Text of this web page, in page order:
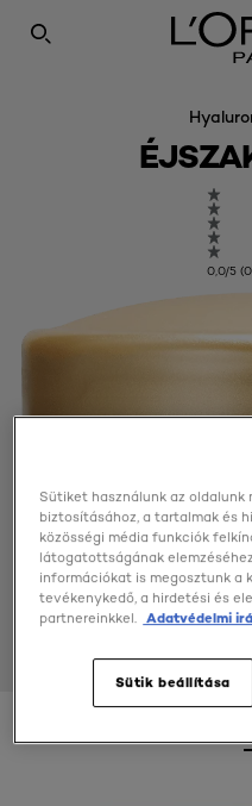
SEARCH THIS SITE
0,0/5
Sütiket használunk az oldalunk
biztosításához, a tartalmak és
közösségi média funkciók
látogatottságának
információkat is megosztunk a
tevékenykedő, a hirdetési és
partnereinkkel. Adatvédelmi
Sütik beállítása